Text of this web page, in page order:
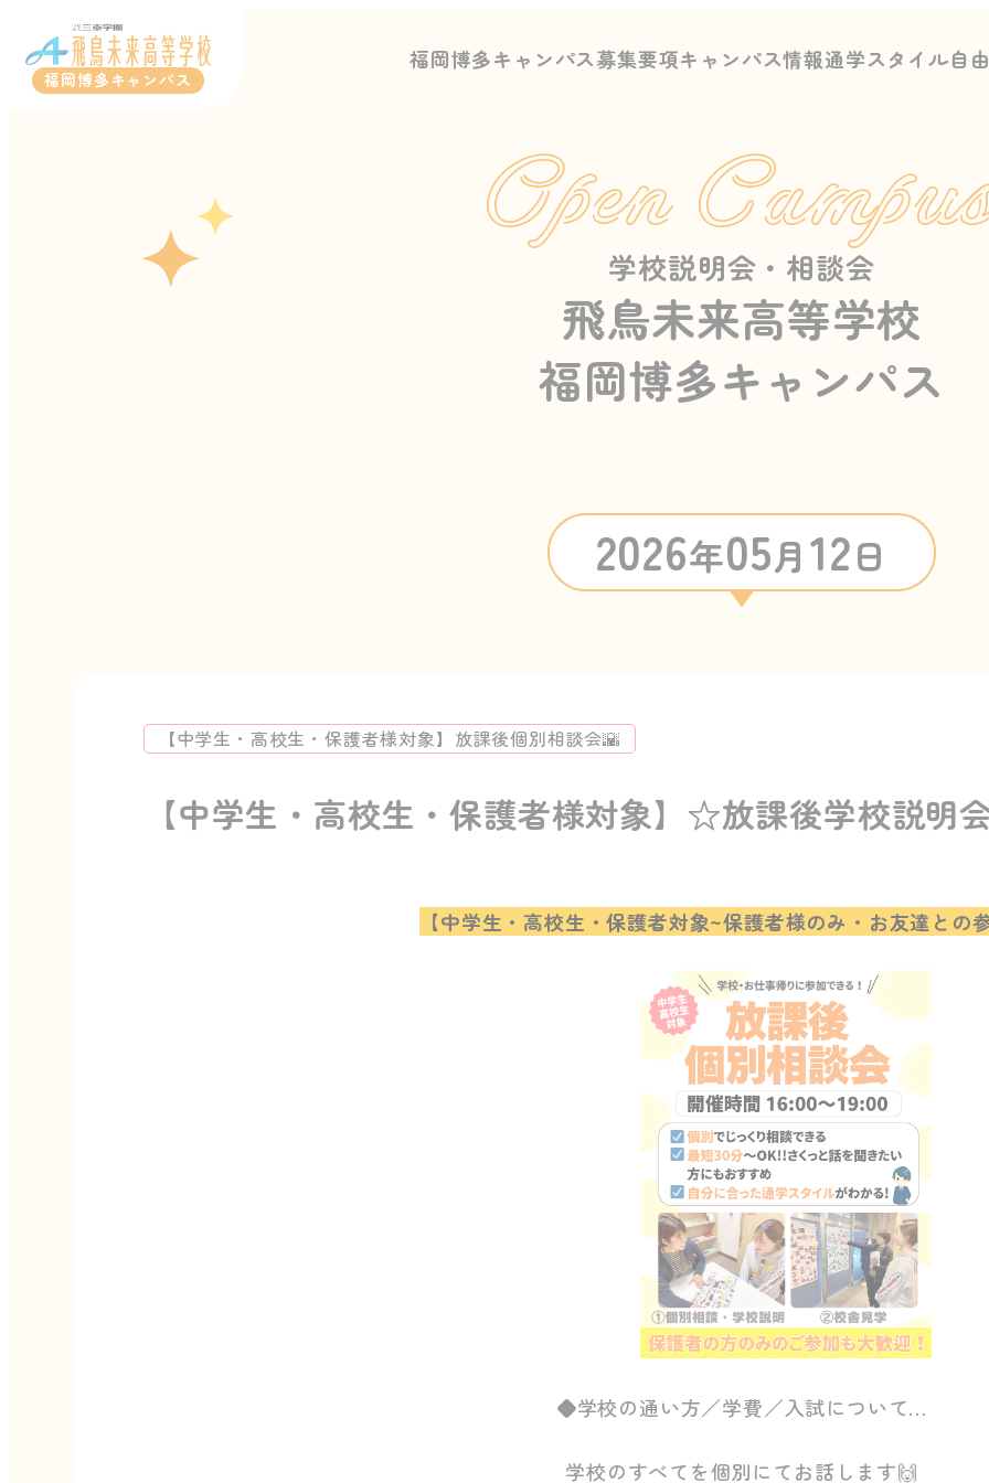
福岡博多キャンパス
福岡博多キャンパス募集要項キャンパス情報通学スタイル自
Open
学校説明会・相談会
飛鳥未来高等学校
福岡博多キャンパス
2026年05月12日
【中学生・高校生・保護者様対象】☆放課後学校説明
【中学生・高校生・保護者様対象】放課後個別相談会🌇
【中学生・高校生・保護者対象~保護者様のみ・お友達との参
◆学校の通い方／学費／入試について…
学校のすべてを個別にてお話します🙌